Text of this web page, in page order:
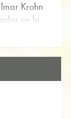
Krohn
en la
17742
en Nivel de
Música
metales se
de